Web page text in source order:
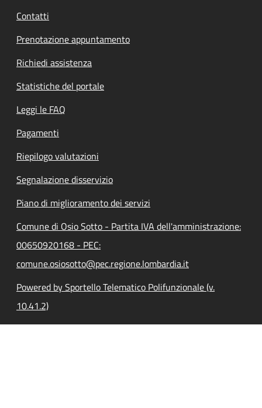
Contatti
Prenotazione appuntamento
Richiedi assistenza
Statistiche del portale
Leggi le FAQ
Pagamenti
Riepilogo valutazioni
Segnalazione disservizio
Piano di miglioramento dei servizi
Comune di Osio Sotto - Partita IVA dell'amministrazione:
00650920168 - PEC:
comune.osiosotto@pec.regione.lombardia.it
Powered by Sportello Telematico Polifunzionale (v.
10.41.2)